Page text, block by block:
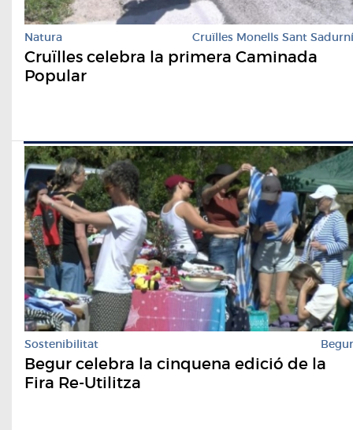
Natura Cruïlles Monells Sant Sadurní
Cruïlles celebra la primera Caminada
Popular
Sostenibilitat Begur
Begur celebra la cinquena edició de la
Fira Re-Utilitza